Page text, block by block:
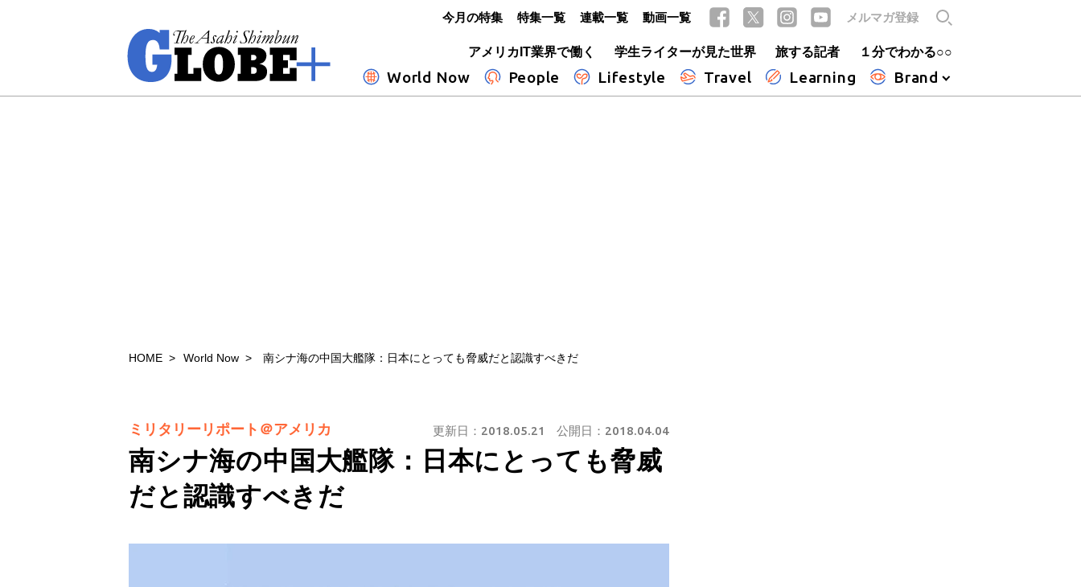
アメリカIT業界で働く
学生ライターが見た世界 旅する記者 １分でわかる○○
World Now People Lifestyle Travel Learning Brand
今月の特集 特集一覧 連載一覧 動画一覧 メルマガ登録
HOME World Now 南シナ海の中国大艦隊：日本にとっても脅威だと認識すべきだ
南シナ海の中国大艦隊：日本にとっても脅威
だと認識すべきだ
ミリタリーリポート＠アメリカ 更新日： 2018.05.21 公開日： 2018.04.04